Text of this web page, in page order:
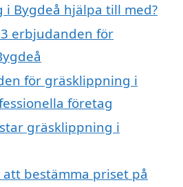
Bygdeå hjälpa till med?
erbjudanden för
för gräsklippning i
företag
gräsklippning i
bestämma priset på